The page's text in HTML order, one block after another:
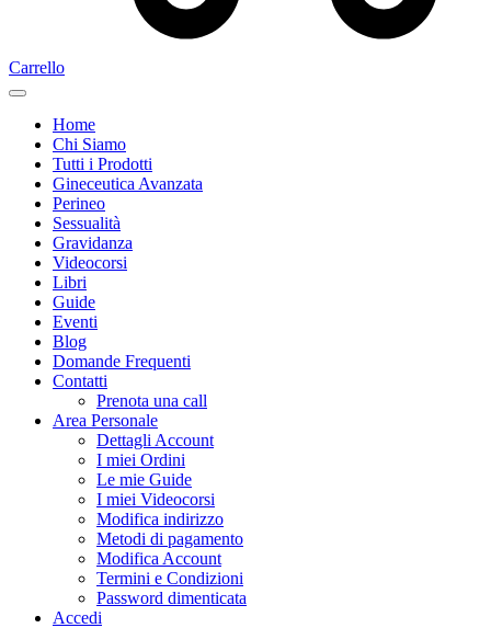
Carrello
Home
Chi Siamo
Tutti i Prodotti
Gineceutica Avanzata
Perineo
Sessualità
Gravidanza
Videocorsi
Libri
Guide
Eventi
Blog
Domande Frequenti
Contatti
Prenota una call
Area Personale
Dettagli Account
I miei Ordini
Le mie Guide
I miei Videocorsi
Modifica indirizzo
Metodi di pagamento
Modifica Account
Termini e Condizioni
Password dimenticata
Accedi